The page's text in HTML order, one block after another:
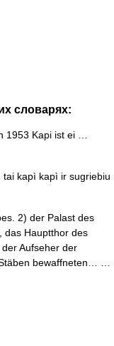
словарях:
1953 Kapi ist ei …
kapì kapì ir sugriebiu
2) der Palast des
das Hauptthor des
Aufseher der
bewaffneten… …